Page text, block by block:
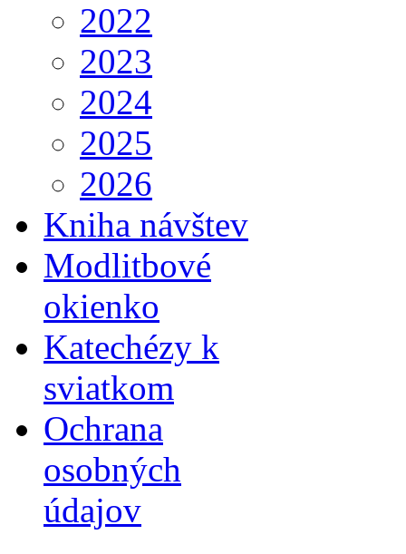
2022
2023
2024
2025
2026
Kniha návštev
Modlitbové
okienko
Katechézy k
sviatkom
Ochrana
osobných
údajov